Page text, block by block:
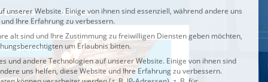
VIDEOS
Service-Gruppen, für die eine Einwilligung erteilt werden
Externe Medien
Speichern
Alle akzeptieren